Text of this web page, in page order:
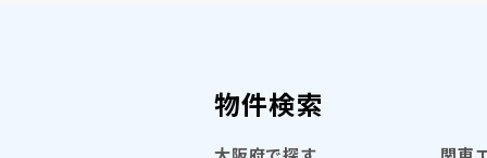
物件検索